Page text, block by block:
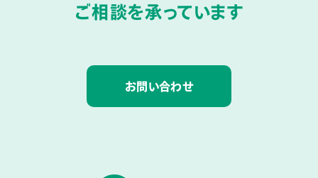
ご相談を承っています
お問い合わせ